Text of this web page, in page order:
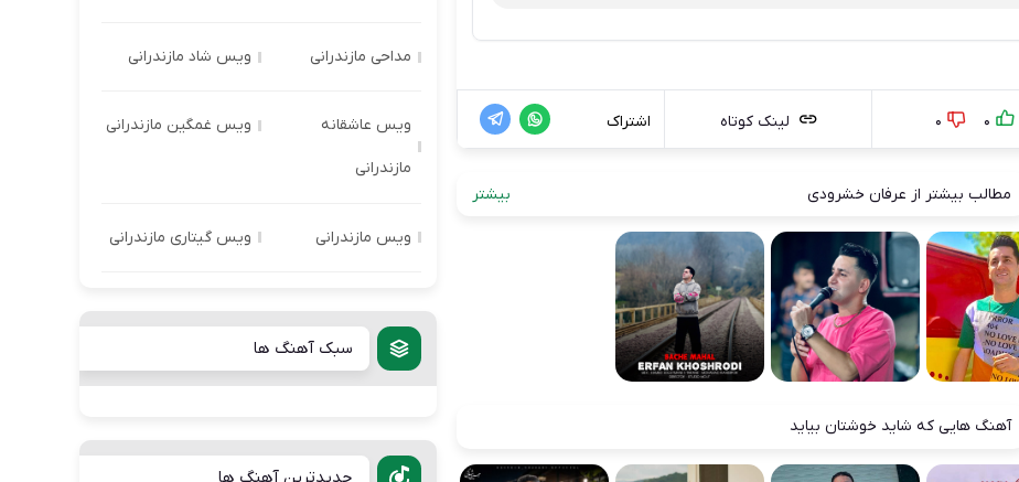
0
0 لینک کوتاه اشتراک
مطالب بیشتر از عرفان خشرودی بیشتر
آهنگ هایی که شاید خوشتان بیاید
مداحی مازندرانی ویس شاد مازندرانی
ویس عاشقانه
مازندرانی
ویس غمگین مازندرانی
ویس مازندرانی ویس گیتاری مازندرانی
سبک آهنگ ها